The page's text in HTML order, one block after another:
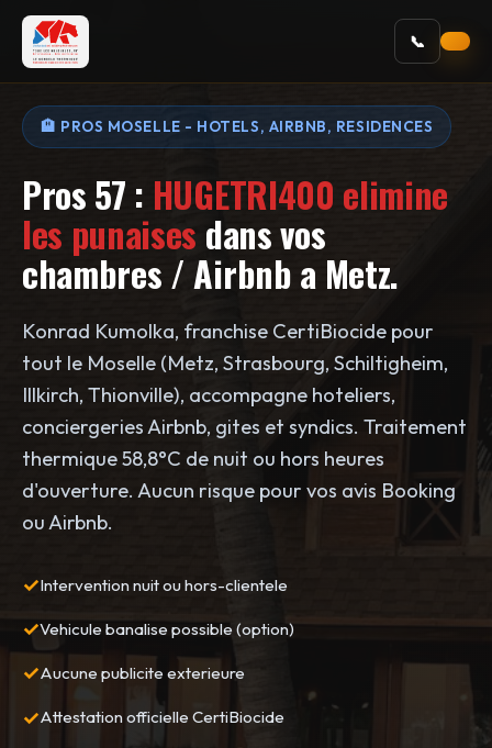
📞
🏨 PROS MOSELLE - HOTELS, AIRBNB, RESIDENCES
Pros 57 : HUGETRI400 elimine
les punaises dans vos
chambres / Airbnb a Metz.
Konrad Kumolka, franchise CertiBiocide pour
tout le Moselle (Metz, Strasbourg, Schiltigheim,
Illkirch, Thionville), accompagne hoteliers,
conciergeries Airbnb, gites et syndics. Traitement
thermique 58,8°C de nuit ou hors heures
d'ouverture. Aucun risque pour vos avis Booking
ou Airbnb.
Intervention nuit ou hors-clientele
Vehicule banalise possible (option)
Aucune publicite exterieure
Attestation officielle CertiBiocide